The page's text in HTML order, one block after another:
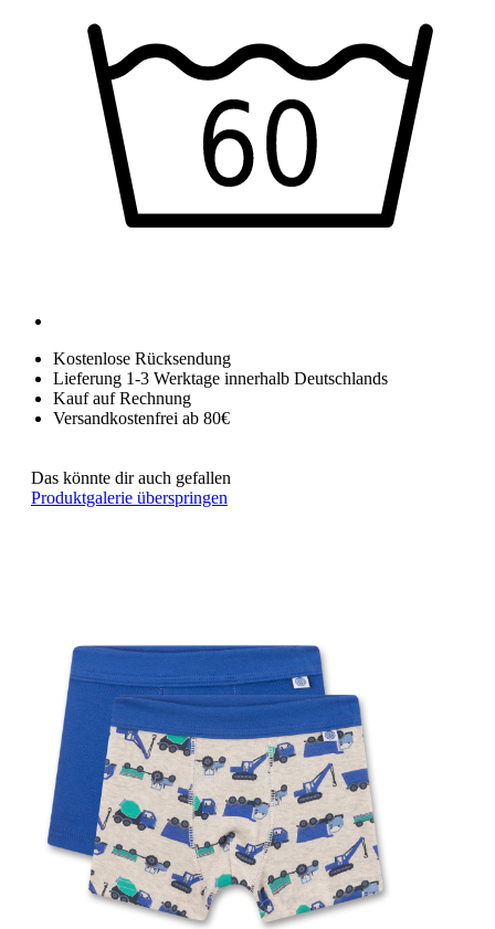
Kostenlose Rücksendung
Lieferung 1-3 Werktage innerhalb Deutschlands
Kauf auf Rechnung
Versandkostenfrei ab 80€
Das könnte dir auch gefallen
Produktgalerie überspringen